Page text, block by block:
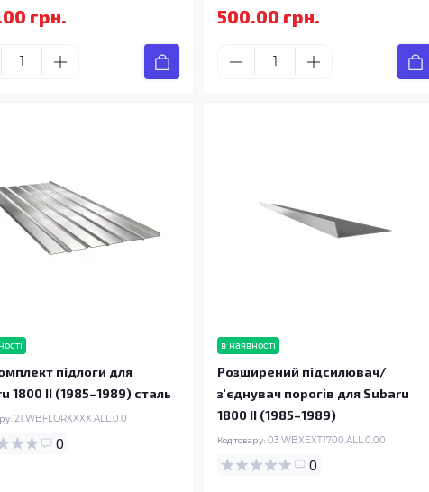
грн. 500.00 грн.
підлоги для
1800 II (1985–1989) сталь
21.WBFLORXXXX.ALL.0.0
0
в наявності
Розширений підсилювач/
з'єднувач порогів для Subaru
1800 II (1985–1989)
Код товару: 03.WBXEXT1700.ALL.0.00
0